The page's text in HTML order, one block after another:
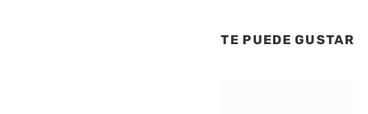
TE PUEDE GUSTAR